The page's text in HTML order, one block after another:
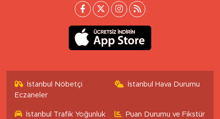
İstanbul Nöbetçi
Eczaneler
İstanbul Hava Durumu
İstanbul Trafik Yoğunluk
Puan Durumu ve Fikstür